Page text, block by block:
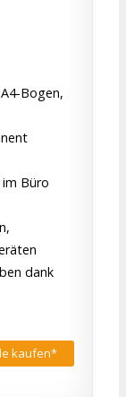
Bogen,
Büro
dank
kaufen*